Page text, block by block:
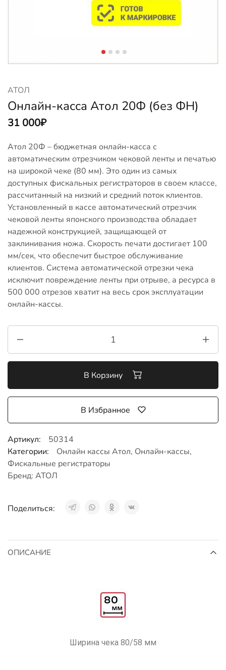
АТОЛ
Онлайн-касса Атол 20Ф (без ФН)
31 000₽
Атол 20Ф – бюджетная онлайн-касса с
автоматическим отрезчиком чековой ленты и печатью
на широкой чеке (80 мм). Это один из самых
доступных фискальных регистраторов в своем классе,
рассчитанный на низкий и средний поток клиентов.
Установленный в кассе автоматический отрезчик
чековой ленты японского производства обладает
надежной конструкцией, защищающей от
заклинивания ножа. Скорость печати достигает 100
мм/сек, что обеспечит быстрое обслуживание
клиентов. Система автоматической отрезки чека
исключит повреждение ленты при отрыве, а ресурса в
500 000 отрезов хватит на весь срок эксплуатации
онлайн-кассы.
В Корзину
В Избранное
Артикул:
50314
Категории:
Онлайн кассы Атол, Онлайн-кассы,
Фискальные регистраторы
Бренд: АТОЛ
Поделиться:
ОПИСАНИЕ
Ширина чека 80/58 мм